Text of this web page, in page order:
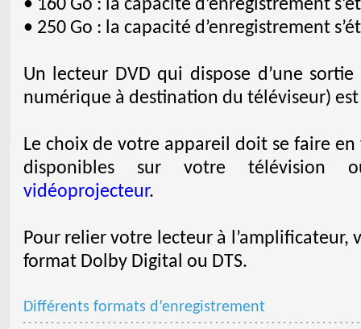
• 160 Go : la capacité d’enregistrement
• 250 Go : la capacité d’enregistrement
Un lecteur DVD qui dispose d’une
numérique à destination du téléviseur)
Le choix de votre appareil doit se faire
disponibles sur votre télévision
vidéoprojecteur.
Pour relier votre lecteur à l’amplificateur,
format Dolby Digital ou DTS.
Différents formats d’enregistrement